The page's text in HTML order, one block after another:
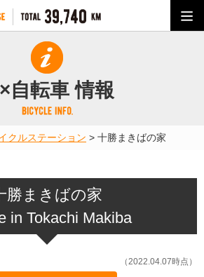
自転車 情報
クルステーション > 十勝まきばの家
勝まきばの家
in Tokachi Makiba
（2022.04.07時点）